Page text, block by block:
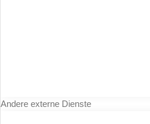
Andere externe Dienste